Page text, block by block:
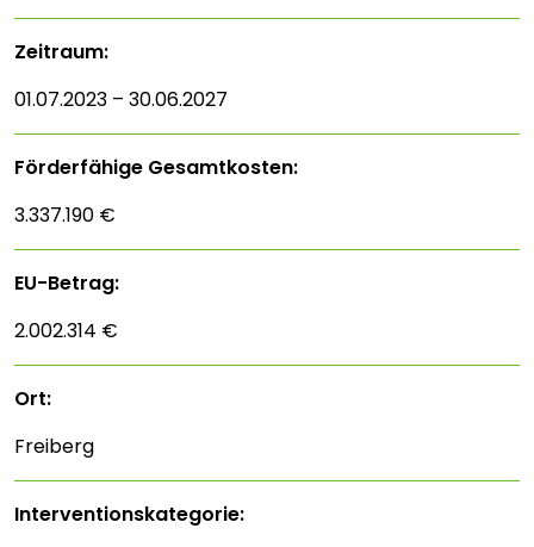
Zeitraum:
01.07.2023 – 30.06.2027
Förderfähige Gesamtkosten:
3.337.190 €
EU-Betrag:
2.002.314 €
Ort:
Freiberg
Interventions­kategorie: